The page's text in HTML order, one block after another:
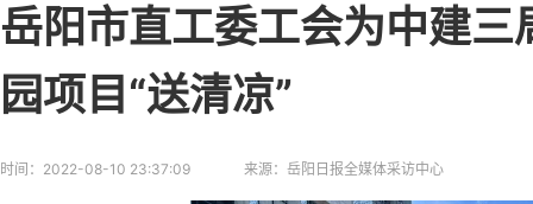
岳阳市直工委工会为中建
园项目“送清凉”
时间： 2022-08-10 23:37:09 来源： 岳阳日报全媒体采访中心